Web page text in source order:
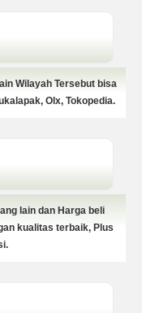
Wilayah Tersebut bisa
Olx, Tokopedia.
lain dan Harga beli
kualitas terbaik, Plus